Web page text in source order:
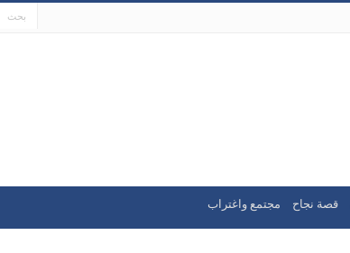
قصة نجاح مجتمع واغتراب